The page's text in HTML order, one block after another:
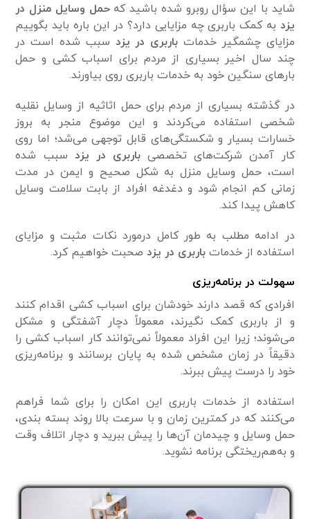
شاید با این سؤال روبرو شده باشید کهحمل وسایل منزل در
یزد به کمک باربری چه مزایایی دارد؟ در این باره باید بگوییم
مزایای چشمگیر خدمات باربری در یزد سبب شده است در
چند سال اخیر بسیاری از مردم برای اسباب کشی و حمل
بارهای سنگین خود به خدمات باربری روی بیاورند.
در گذشته بسیاری از مردم برای حمل اثاثیه از وسایل نقلیه
شخصی استفاده می‌کردند و این موضوع منجر به بروز
خسارات بسیار و شکستگی‌های قابل توجهی می‌شد؛ اما روی
کار آمدن شرکت‌های تخصصی باربری در یزد سبب شده
است، حمل وسایل منزل به شکل صحیح و ایمن در مدت
زمانی کم انجام شود و دغدغه افراد از بابت سلامت وسایل
کاهش پیدا کند.
در ادامه مطلب به طور کامل درمورد نکات مثبت و مزایای
استفاده از خدماتباربری در یزد صحبت خواهیم کرد.
سهولت در برنامه‌ریزی
افرادی که قصد دارند خودشان برای اسباب کشی اقدام کنند
و از باربری کمک نگیرند، معمولاً دچار آشفتگی و مشکل
می‌شوند؛ زیرا این افراد معمولاً نمی‌توانند کار اسباب کشی را
دقیقاً در زمان مشخص شده به پایان برسانند و برنامه‌ریزی
خود را درست پیش ببرند.
استفاده از خدمات باربری این امکان را برای شما فراهم
می‌کنند که در کمترین زمان و با سرعت بالا روند بسته بندی،
حمل وسایل و چیدمان آن‌ها را پیش ببرید و دچار اتلاف وقت
و به‌هم‌ریختگی برنامه نشوید.